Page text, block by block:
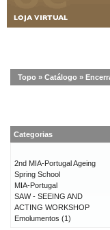
Topo » Catálogo »
Categorias
2nd MIA-Portugal Ageing
Spring School
MIA-Portugal
SAW - SEEING AND
ACTING WORKSHOP
Emolumentos (1)